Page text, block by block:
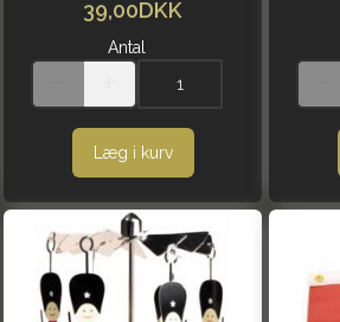
39,00DKK
Antal
Læg i kurv